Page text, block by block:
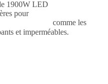
comme les
et imperméables.